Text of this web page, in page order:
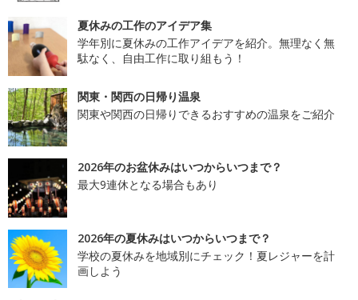
夏休みの工作のアイデア集
学年別に夏休みの工作アイデアを紹介。無理なく無
駄なく、自由工作に取り組もう！
関東・関西の日帰り温泉
関東や関西の日帰りできるおすすめの温泉をご紹介
2026年のお盆休みはいつからいつまで？
最大9連休となる場合もあり
2026年の夏休みはいつからいつまで？
学校の夏休みを地域別にチェック！夏レジャーを計
画しよう